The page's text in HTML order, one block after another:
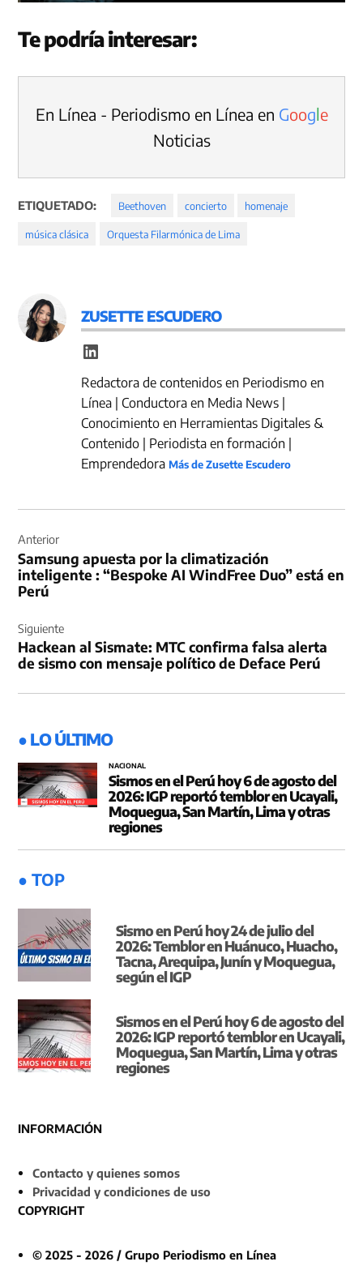
Te podría interesar:
En Línea - Periodismo en Línea en Google
Noticias
ETIQUETADO: Beethoven concierto homenaje
música clásica Orquesta Filarmónica de Lima
ZUSETTE ESCUDERO
Redactora de contenidos en Periodismo en
Línea | Conductora en Media News |
Conocimiento en Herramientas Digitales &
Contenido | Periodista en formación |
EmprendedoraMás de Zusette Escudero
de
entradas
Anterior
Samsung apuesta por la climatización
inteligente : “Bespoke AI WindFree Duo” está en
Perú
Siguiente
Hackean al Sismate: MTC confirma falsa alerta
de sismo con mensaje político de Deface Perú
● LO ÚLTIMO
NACIONAL
Sismos en el Perú hoy 6 de agosto del
2026: IGP reportó temblor en Ucayali,
Moquegua, San Martín, Lima y otras
regiones
● TOP
Sismo en Perú hoy 24 de julio del
2026: Temblor en Huánuco, Huacho,
Tacna, Arequipa, Junín y Moquegua,
según el IGP
Sismos en el Perú hoy 6 de agosto del
2026: IGP reportó temblor en Ucayali,
Moquegua, San Martín, Lima y otras
regiones
INFORMACIÓN
Contacto y quienes somos
Privacidad y condiciones de uso
COPYRIGHT
© 2025 - 2026 / Grupo Periodismo en Línea